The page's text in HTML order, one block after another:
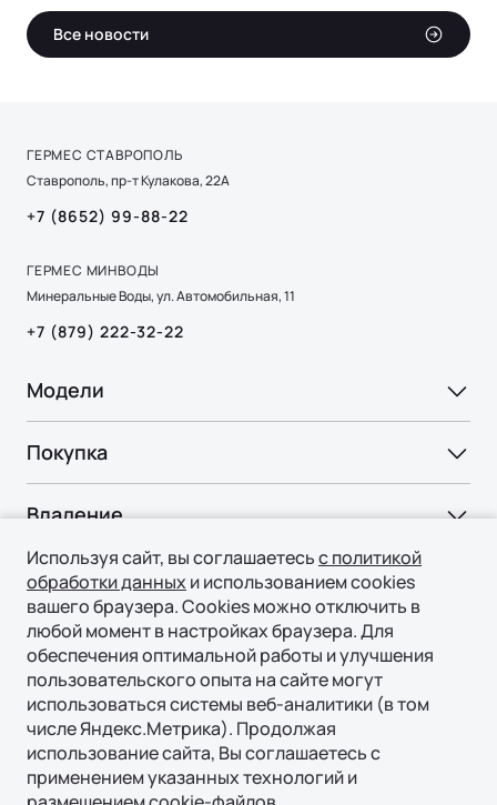
Все новости
ГЕРМЕС СТАВРОПОЛЬ
Ставрополь, пр-т Кулакова, 22А
+7 (8652) 99-88-22
ГЕРМЕС МИНВОДЫ
Минеральные Воды, ул. Автомобильная, 11
+7 (879) 222-32-22
Модели
Ли Л7 | Li L7
Ли Л9 | Li L9
Покупка
Тест-драйв
Специальные предложения
Авто в наличии
Корпоративным клиентам
Лизинг
Владение
СЕРВИС
Официальный сервис
Регламент ТО
ПОДДЕРЖКА
Гарантия
Страховая гарантия
Руководства по эксплуатации
Технологии
ТЕХНОЛОГИИ ЛИ АВТО | LI AUTO
REEV-платформа
Умное пространство
Уникальная подвеска
Безопасность
О нас
О БРЕНДЕ
Бренд Ли Авто | Li Auto
Новости
СМИ о нас
© 2026 Филиал ООО «ГИПЕРИОН ЛИЗИНГ (ТЯНЬЦЗИНЬ)»,
официальный дистрибьютор Ли Авто / Li Auto в России
Политика конфиденциальности
Правовая информация
Используя сайт, вы соглашаетесьс политикой
обработки данных и использованием cookies
вашего браузера. Cookies можно отключить в
любой момент в настройках браузера. Для
обеспечения оптимальной работы и улучшения
пользовательского опыта на сайте могут
использоваться системы веб-аналитики (в том
числе Яндекс.Метрика). Продолжая
использование сайта, Вы соглашаетесь с
применением указанных технологий и